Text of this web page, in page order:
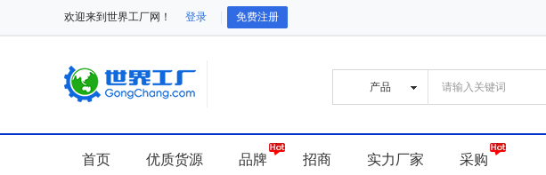
欢迎来到世界工厂网！ 登录 免费注册
首页 优质货源 品牌 招商 实力厂家 采购